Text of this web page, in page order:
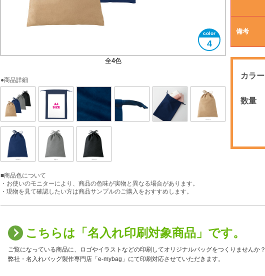
全4色
4
A4サイズ対応
なめらかなスウェード調の布地です
紐部分
使用イメージ
●商品詳細
■商品色について
・お使いのモニターにより、商品の色味が実物と異なる場合があります。
・現物を見て確認したい方は商品サンプルのご購入をおすすめします。
備考
カラー
数量
こちらは「名入れ印刷対象商品」です。
ご覧になっている商品に、ロゴやイラストなどの印刷してオリジナルバッグをつくりませんか？
弊社・名入れバッグ製作専門店「e-mybag」にて印刷対応させていただきます。